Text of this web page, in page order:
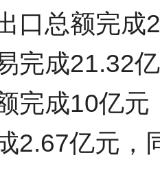
口总额完成
完成21.32
完成10亿
2.67亿元，